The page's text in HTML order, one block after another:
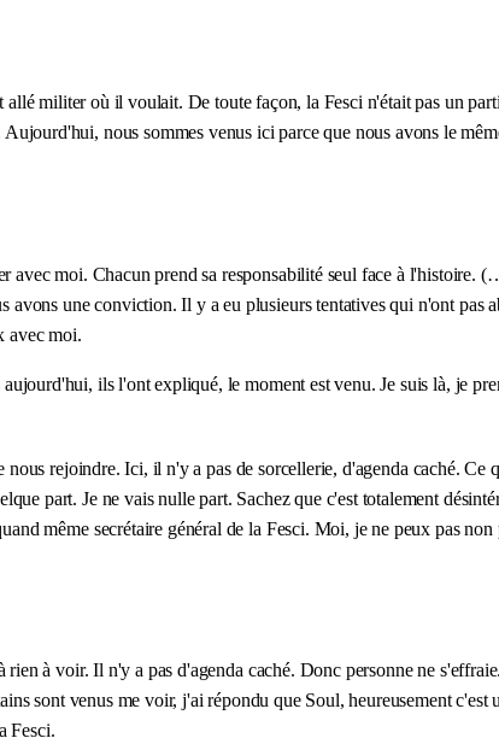
militer où il voulait. De toute façon, la Fesci n'était pas un
Aujourd'hui, nous sommes venus ici parce que nous avons le
avec moi. Chacun prend sa responsabilité seul face à
avons une conviction. Il y a eu plusieurs tentatives qui n'ont pas
avec moi.
ils l'ont expliqué, le moment est venu. Je suis là, je
rejoindre. Ici, il n'y a pas de sorcellerie, d'agenda caché. Ce
part. Je ne vais nulle part. Sachez que c'est totalement
même secrétaire général de la Fesci. Moi, je ne peux pas
à voir. Il n'y a pas d'agenda caché. Donc personne ne
sont venus me voir, j'ai répondu que Soul, heureusement
Fesci.